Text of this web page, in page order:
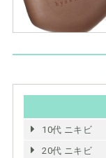
10代 ニキビ
20代 ニキビ